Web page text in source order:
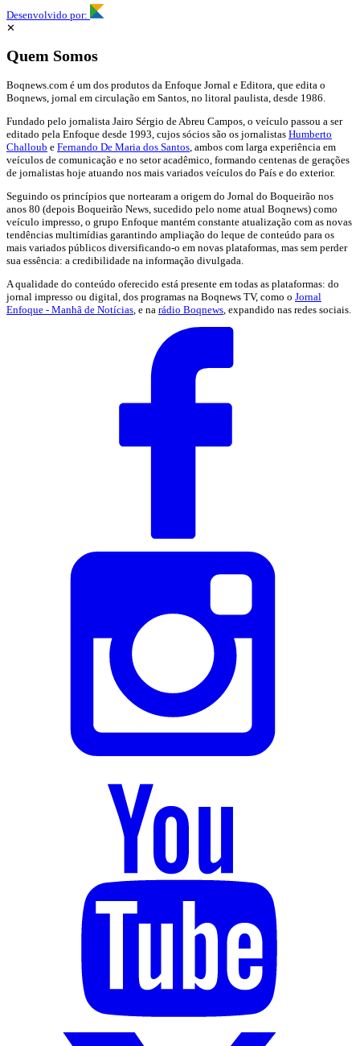
Desenvolvido por:
✕
Quem Somos
Boqnews.com é um dos produtos da Enfoque Jornal e Editora, que edita o
Boqnews, jornal em circulação em Santos, no litoral paulista, desde 1986.
Fundado pelo jornalista Jairo Sérgio de Abreu Campos, o veículo passou a ser
editado pela Enfoque desde 1993, cujos sócios são os jornalistas Humberto
Challoub e Fernando De Maria dos Santos , ambos com larga experiência em
veículos de comunicação e no setor acadêmico, formando centenas de gerações
de jornalistas hoje atuando nos mais variados veículos do País e do exterior.
Seguindo os princípios que nortearam a origem do Jornal do Boqueirão nos
anos 80 (depois Boqueirão News, sucedido pelo nome atual Boqnews) como
veículo impresso, o grupo Enfoque mantém constante atualização com as novas
tendências multimídias garantindo ampliação do leque de conteúdo para os
mais variados públicos diversificando-o em novas plataformas, mas sem perder
sua essência: a credibilidade na informação divulgada.
A qualidade do conteúdo oferecido está presente em todas as plataformas: do
jornal impresso ou digital, dos programas na Boqnews TV, como o Jornal
Enfoque - Manhã de Notícias , e na rádio Boqnews , expandido nas redes sociais.